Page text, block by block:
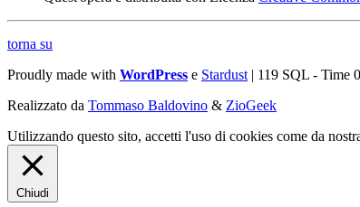
torna su
Proudly made with WordPress e Stardust | 119 SQL - Time
Realizzato da Tommaso Baldovino & ZioGeek
Utilizzando questo sito, accetti l'uso di cookies come da
Chiudi